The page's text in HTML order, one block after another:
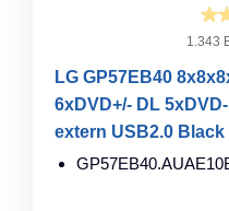
1.343
LG GP57EB40
6xDVD+/- DL
extern USB2.0